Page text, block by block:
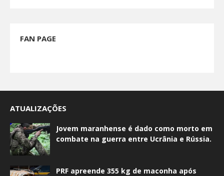
FAN PAGE
ATUALIZAÇÕES
Jovem maranhense é dado como morto em
combate na guerra entre Ucrânia e Rússia.
PRF apreende 355 kg de maconha após